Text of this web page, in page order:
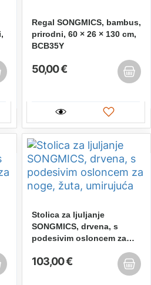
Regal SONGMICS, bambus,
prirodni, 60 × 26 × 130 cm,
BCB35Y
50,00 €
Stolica za ljuljanje
SONGMICS, drvena, s
podesivim osloncem za
103,00 €